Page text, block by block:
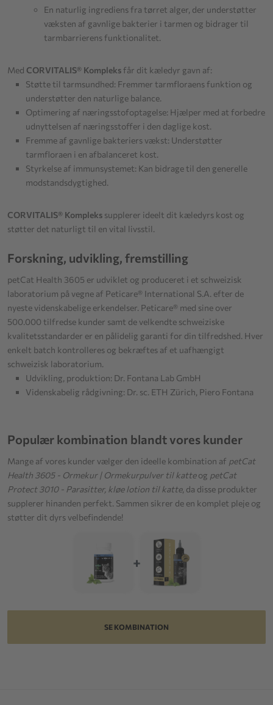
En naturlig ingrediens fra tørret alger, der understøtter
væksten af gavnlige bakterier i tarmen og bidrager til
tarmbarrierens funktionalitet.
Med CORVITALIS® Kompleksfår dit kæledyr gavn af:
Støtte til tarmsundhed: Fremmer tarmfloraens funktion og
understøtter den naturlige balance.
Optimering af næringsstofoptagelse: Hjælper med at forbedre
udnyttelsen af næringsstoffer i den daglige kost.
Fremme af gavnlige bakteriers vækst: Understøtter
tarmfloraen i en afbalanceret kost.
Styrkelse af immunsystemet: Kan bidrage til den generelle
modstandsdygtighed.
CORVITALIS® Kompleks supplerer ideelt dit kæledyrs kost og
støtter det naturligt til en vital livsstil.
Forskning, udvikling, fremstilling
petCat Health 3605 er udviklet og produceret i et schweizisk
laboratorium på vegne af Peticare® International S.A. efter de
nyeste videnskabelige erkendelser. Peticare® med sine over
500.000 tilfredse kunder samt de velkendte schweiziske
kvalitetsstandarder er en pålidelig garanti for din tilfredshed. Hver
enkelt batch kontrolleres og bekræftes af et uafhængigt
schweizisk laboratorium.
Udvikling, produktion: Dr. Fontana Lab GmbH
Videnskabelig rådgivning: Dr. sc. ETH Zürich, Piero Fontana
Populær kombination blandt vores kunder
Mange af vores kunder vælger den ideelle kombination af petCat
Health 3605 - Ormekur | Ormekurpulver til katteog petCat
Protect 3010 - Parasitter, kløe lotion til katte, da disse produkter
supplerer hinanden perfekt. Sammen sikrer de en komplet pleje og
støtter dit dyrs velbefindende!
+
SE KOMBINATION